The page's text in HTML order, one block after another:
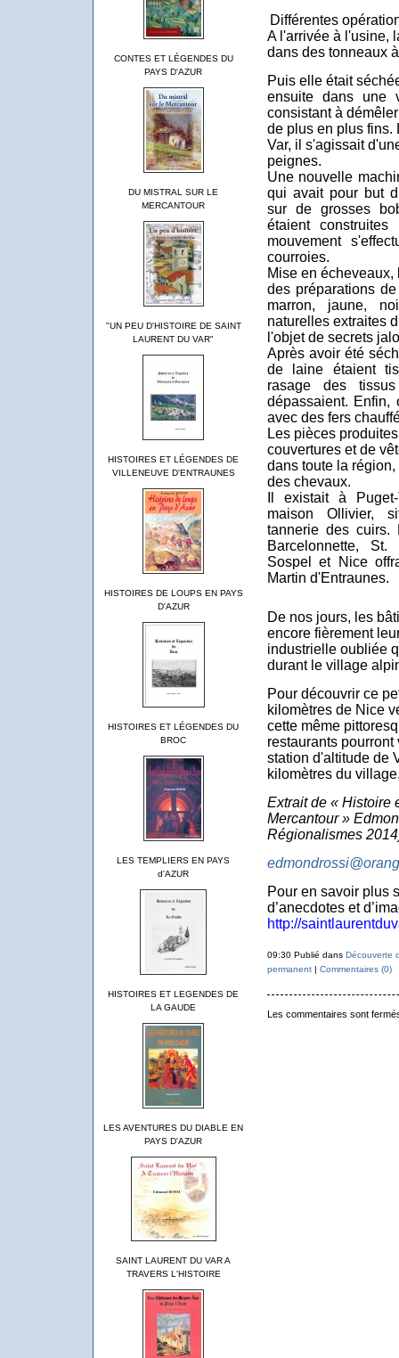
CONTES ET LÉGENDES DU
PAYS D'AZUR
DU MISTRAL SUR LE
MERCANTOUR
"UN PEU D'HISTOIRE DE SAINT
LAURENT DU VAR"
HISTOIRES ET LÉGENDES DE
VILLENEUVE D'ENTRAUNES
HISTOIRES DE LOUPS EN PAYS
D'AZUR
HISTOIRES ET LÉGENDES DU
BROC
LES TEMPLIERS EN PAYS
d'AZUR
HISTOIRES ET LEGENDES DE
LA GAUDE
LES AVENTURES DU DIABLE EN
PAYS D'AZUR
SAINT LAURENT DU VAR A
TRAVERS L'HISTOIRE
Différentes
A l'arrivée à l'usine,
dans des tonneaux
Puis elle était
ensuite dans une
consistant à
de plus en plus fins.
Var, il s'agissait
peignes.
Une nouvelle
qui avait pour but
sur de grosses
étaient
mouvement
courroies.
Mise en
des préparations
marron, jaune,
naturelles extraites
l'objet de secrets
Après avoir été
de laine étaient
rasage des
dépassaient. Enfin,
avec des fers
Les pièces
couvertures et de
dans toute la
des chevaux.
Il existait à
maison Ollivier,
tannerie des cuirs.
Barcelonnette,
Sospel et Nice
Martin d'Entraunes.
De nos jours, les
encore fièrement
industrielle oubliée
durant le village
Pour découvrir ce
kilomètres de Nice
cette même
restaurants
station d'altitude de
kilomètres du
Extrait de « Histoire
Mercantour »
Régionalismes
Pour en savoir plus
d’anecdotes et
http://
09:30 Publié dans Découverte
permanent| Commentaires (0)
Les commentaires sont